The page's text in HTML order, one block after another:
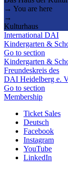
→ You are here
→
Kulturhaus
International DAI
Kindergarten &
Go to section
Kindergarten &
Freundeskreis des
DAI Heidelberg e.
Go to section
Membership
Ticket Sales
Deutsch
Facebook
Instagram
YouTube
LinkedIn